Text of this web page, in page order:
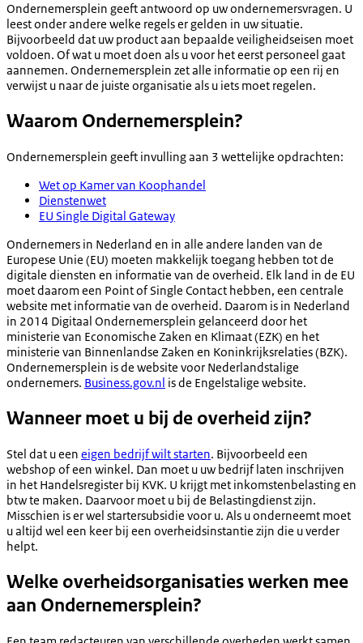
Ondernemersplein geeft antwoord op uw ondernemersvragen. U
leest onder andere welke regels er gelden in uw situatie.
Bijvoorbeeld dat uw product aan bepaalde veiligheidseisen moet
voldoen. Of wat u moet doen als u voor het eerst personeel gaat
aannemen. Ondernemersplein zet alle informatie op een rij en
verwijst u naar de juiste organisatie als u iets moet regelen.
Waarom Ondernemersplein?
Ondernemersplein geeft invulling aan 3 wettelijke opdrachten:
Wet op Kamer van Koophandel
Dienstenwet
EU Single Digital Gateway
Ondernemers in Nederland en in alle andere landen van de
Europese Unie (EU) moeten makkelijk toegang hebben tot de
digitale diensten en informatie van de overheid. Elk land in de EU
moet daarom een Point of Single Contact hebben, een centrale
website met informatie van de overheid. Daarom is in Nederland
in 2014 Digitaal Ondernemersplein gelanceerd door het
ministerie van Economische Zaken en Klimaat (EZK) en het
ministerie van Binnenlandse Zaken en Koninkrijksrelaties (BZK).
Ondernemersplein is de website voor Nederlandstalige
ondernemers. Business.gov.nl is de Engelstalige website.
Wanneer moet u bij de overheid zijn?
Stel dat u een eigen bedrijf wilt starten. Bijvoorbeeld een
webshop of een winkel. Dan moet u uw bedrijf laten inschrijven
in het Handelsregister bij KVK. U krijgt met inkomstenbelasting en
btw te maken. Daarvoor moet u bij de Belastingdienst zijn.
Misschien is er wel startersubsidie voor u. Als u onderneemt moet
u altijd wel een keer bij een overheidsinstantie zijn die u verder
helpt.
Welke overheidsorganisaties werken mee
aan Ondernemersplein?